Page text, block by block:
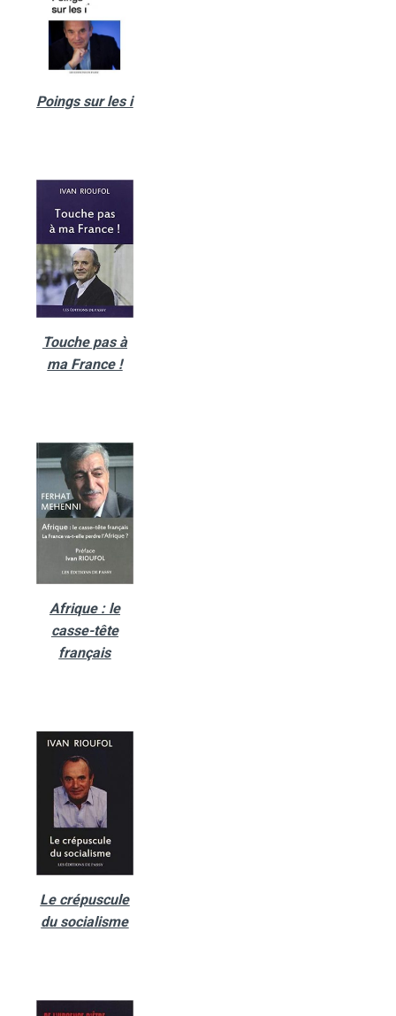
Poings sur les i
Touche pas à
ma France !
Afrique : le
casse-tête
français
Le crépuscule
du socialisme